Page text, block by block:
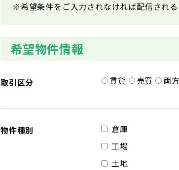
※希望条件をご入力されなければ配信される
希望物件情報
取引区分 賃貸 売買 両方
物件種別
倉庫
工場
土地